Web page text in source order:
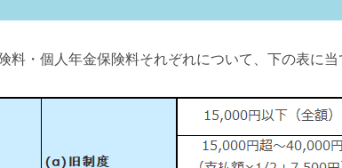
料・個人年金保険料それぞれについて、下の表に